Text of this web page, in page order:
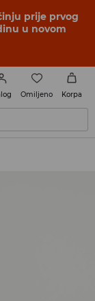
prije prvog
u novom
Omiljeno Korpa